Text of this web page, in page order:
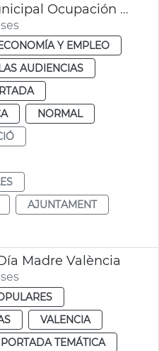
Aprobado Plano Municipal Ocupación València con 219 contratos
Y EMPLEO
AUDIENCIAS
NORMAL
AJUNTAMENT
Madre València
VALENCIA
TEMÁTICA